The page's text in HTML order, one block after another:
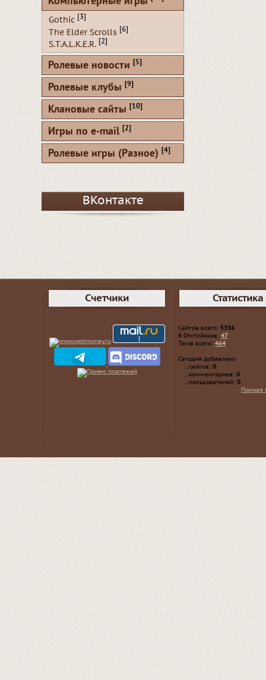
Gothic [3]
The Elder Scrolls [6]
S.T.A.L.K.E.R. [2]
Ролевые новости [5]
Ролевые клубы [9]
Клановые сайты [10]
Игры по e-mail [2]
Ролевые игры (Разное) [4]
ВКонтакте
Счетчики Статистика
Сайтов всего: 5336
В Отстойнике: 47
Тэгов всего: 464
Сегодня добавлено
...сайтов: 0
...комментариев: 0
...пользователей: 0
Полная